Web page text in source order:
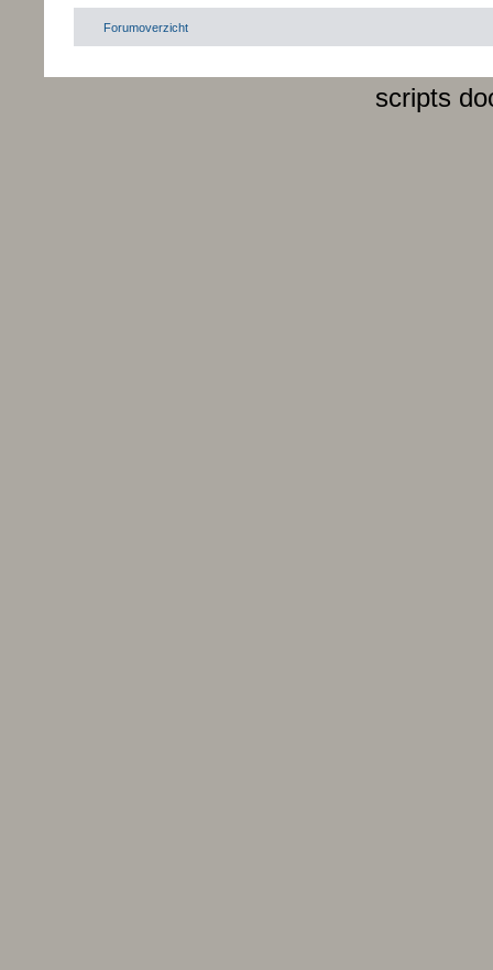
Forumoverzicht
scripts